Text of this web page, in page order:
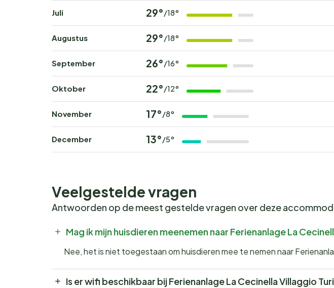
Juli 29°/18°
Augustus 29°/18°
September 26°/16°
Oktober 22°/12°
November 17°/8°
December 13°/5°
Veelgestelde vragen
Antwoorden op de meest gestelde vragen over deze
Mag ik mijn huisdieren meenemen naar Ferienanlage La
Nee, het is niet toegestaan om huisdieren mee te nemen naar
Is er wifi beschikbaar bij Ferienanlage La Cecinella Villaggio